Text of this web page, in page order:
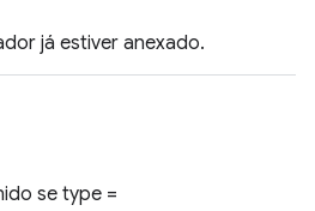
já estiver anexado.
se type =